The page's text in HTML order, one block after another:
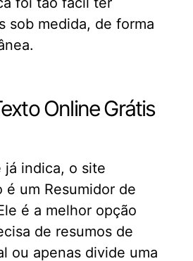
sob medida, de forma
Online Grátis
já indica, o site
é um Resumidor de
é a melhor opção
de resumos de
ou apenas divide uma